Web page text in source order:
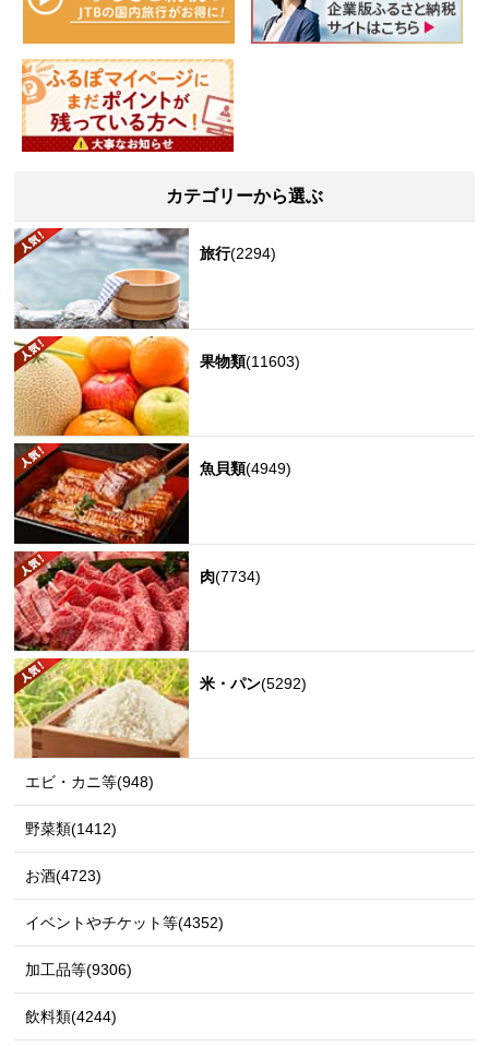
カテゴリーから選ぶ
旅行(2294)
果物類(11603)
魚貝類(4949)
肉(7734)
米・パン(5292)
エビ・カニ等(948)
野菜類(1412)
お酒(4723)
イベントやチケット等(4352)
加工品等(9306)
飲料類(4244)